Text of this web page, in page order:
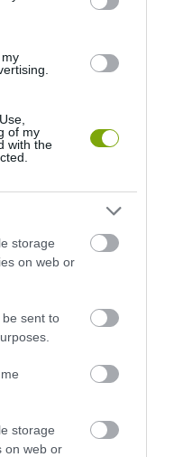
of my
with the
storage
on web or
sent to
storage
on web or
LEHET, HOGY
ORVOS A VÉGSŐKIG
PRÓBÁLT
– CSAK ÉPPEN NEM
A RÁKOT